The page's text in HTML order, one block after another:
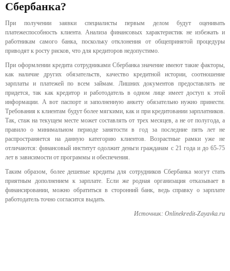
Сбербанка?
При получении заявки специалисты первым делом будут оценивать
платежеспособность клиента. Анализа финансовых характеристик не избежать и
работникам самого банка, поскольку отклонения от общепринятой процедуры
приводят к росту рисков, что для кредиторов недопустимо.
При оформлении кредита сотрудниками Сбербанка значение имеют такие факторы,
как наличие других обязательств, качество кредитной истории, соотношение
зарплаты и платежей по всем займам. Лишних документов предоставлять не
придется, так как кредитор и работодатель в одном лице имеет доступ к этой
информации. А вот паспорт и заполненную анкету обязательно нужно принести.
Требования к клиентам будут более мягкими, как и при кредитовании зарплатников.
Так, стаж на текущем месте может составлять от трех месяцев, а не от полугода, а
правило о минимальном периоде занятости в год за последние пять лет не
распространяется на данную категорию клиентов. Возрастные рамки уже не
отличаются: финансовый институт одолжит деньги гражданам с 21 года и до 65-75
лет в зависимости от программы и обеспечения.
Таким образом, более дешевые кредиты для сотрудников Сбербанка могут стать
приятным дополнением к зарплате. Если же родная организация отказывает в
финансировании, можно обратиться в сторонний банк, ведь справку о зарплате
работодатель точно согласится выдать.
Источник: Onlinekredit-Zayavka.ru